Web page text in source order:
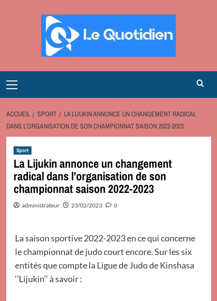
Menu
ACCUEIL SPORT
LA LIJUKIN ANNONCE UN CHANGEMENT RADICAL
DANS L’ORGANISATION DE SON CHAMPIONNAT SAISON 2022-2023
Sport
La Lijukin annonce un changement
radical dans l’organisation de son
championnat saison 2022-2023
administrateur 23/02/2023 0
La saison sportive 2022-2023 en ce qui concerne
le championnat de judo court encore. Sur les six
entités que compte la Ligue de Judo de Kinshasa
‘’Lijukin’’ à savoir :